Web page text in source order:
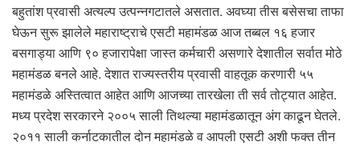
बहुतांश प्रवासी अत्यल्प उत्पन्नगटातले असतात. अवघ्या तीस बसेसचा ताफा
घेऊन सुरू झालेले महाराष्ट्राचे एसटी महामंडळ आज तब्बल १६ हजार
बसगाड्या आणि ९० हजारापेक्षा जास्त कर्मचारी असणारे देशातील सर्वात मोठे
महामंडळ बनले आहे. देशात राज्यस्तरीय प्रवासी वाहतूक करणारी ५५
महामंडळे अस्तित्वात आहेत आणि आजच्या तारखेला ती सर्व तोट्यात आहेत.
मध्य प्रदेश सरकारने २००५ साली तिथल्या महामंडळातून अंग काढून घेतले.
२०११ साली कर्नाटकातील दोन महामंडळे व आपली एसटी अशी फक्त तीन